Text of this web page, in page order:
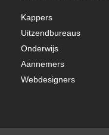
Kappers
Uitzendbureaus
Onderwijs
Aannemers
Webdesigners